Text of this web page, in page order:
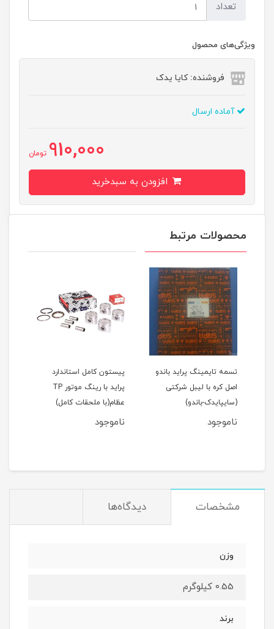
تعداد
ویژگی‌های محصول
فروشنده: کایا یدک
آماده ارسال
910,000 تومان
محصولات مرتبط
تسمه تایمینگ پراید باندو
اصل کره با لیبل شرکتی
(سایپایدک-باندو)
ناموجود
پیستون کامل استاندارد
پراید با رینگ موتور TP
عظام(با ملحقات کامل)
ناموجود
مشخصات دیدگاه‌ها
وزن
0.55 کیلوگرم
برند